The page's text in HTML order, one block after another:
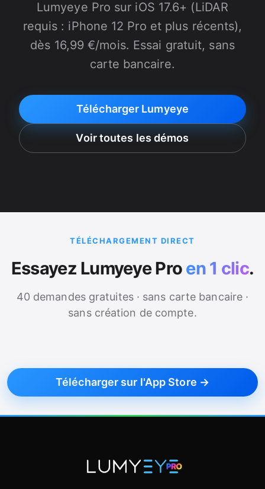
Lumyeye Pro sur iOS 17.6+ (LiDAR
requis : iPhone 12 Pro et plus récents),
dès 16,99 €/mois. Essai gratuit, sans
carte bancaire.
Télécharger Lumyeye
Voir toutes les démos
TÉLÉCHARGEMENT DIRECT
Essayez Lumyeye Pro en 1 clic.
40 demandes gratuites · sans carte bancaire ·
sans création de compte.
Télécharger sur l'App Store →